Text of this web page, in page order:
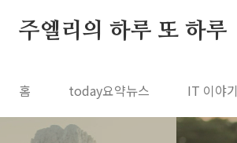
주엘리의 하루 또 하루
홈 today요약뉴스 IT 이야기